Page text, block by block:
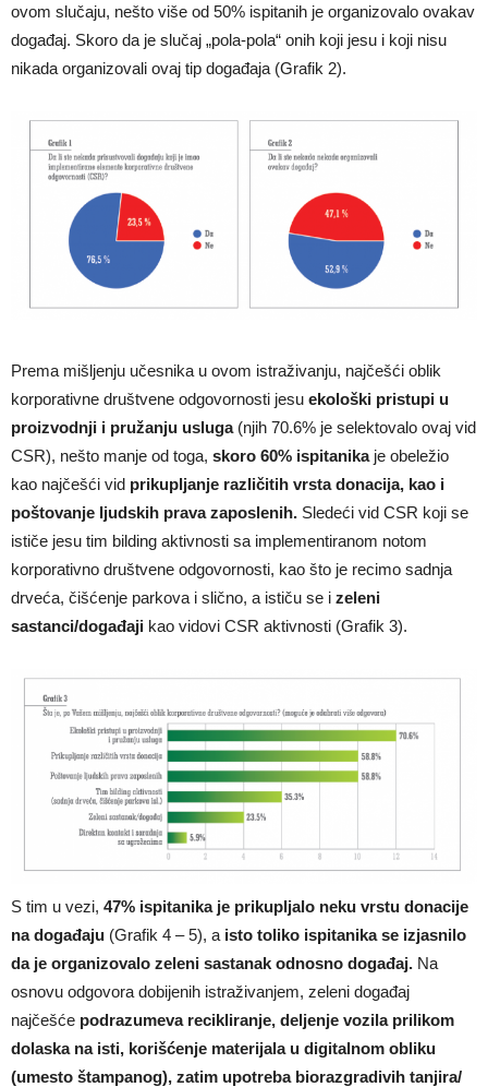
ovom slučaju, nešto više od 50% ispitanih je organizovalo ovakav
događaj. Skoro da je slučaj „pola-pola“ onih koji jesu i koji nisu
nikada organizovali ovaj tip događaja (Grafik 2).
Prema mišljenju učesnika u ovom istraživanju, najčešći oblik
korporativne društvene odgovornosti jesu ekološki pristupi u
proizvodnji i pružanju usluga(njih 70.6% je selektovalo ovaj vid
CSR), nešto manje od toga, skoro 60% ispitanikaje obeležio
kao najčešći vid prikupljanje različitih vrsta donacija, kao i
poštovanje ljudskih prava zaposlenih. Sledeći vid CSR koji se
ističe jesu tim bilding aktivnosti sa implementiranom notom
korporativno društvene odgovornosti, kao što je recimo sadnja
drveća, čišćenje parkova i slično, a ističu se i zeleni
sastanci/događaji kao vidovi CSR aktivnosti (Grafik 3).
S tim u vezi, 47% ispitanika je prikupljalo neku vrstu donacije
na događaju (Grafik 4 – 5), a isto toliko ispitanika se izjasnilo
da je organizovalo zeleni sastanak odnosno događaj. Na
osnovu odgovora dobijenih istraživanjem, zeleni događaj
najčešće podrazumeva recikliranje, deljenje vozila prilikom
dolaska na isti, korišćenje materijala u digitalnom obliku
(umesto štampanog), zatim upotreba biorazgradivih tanjira/